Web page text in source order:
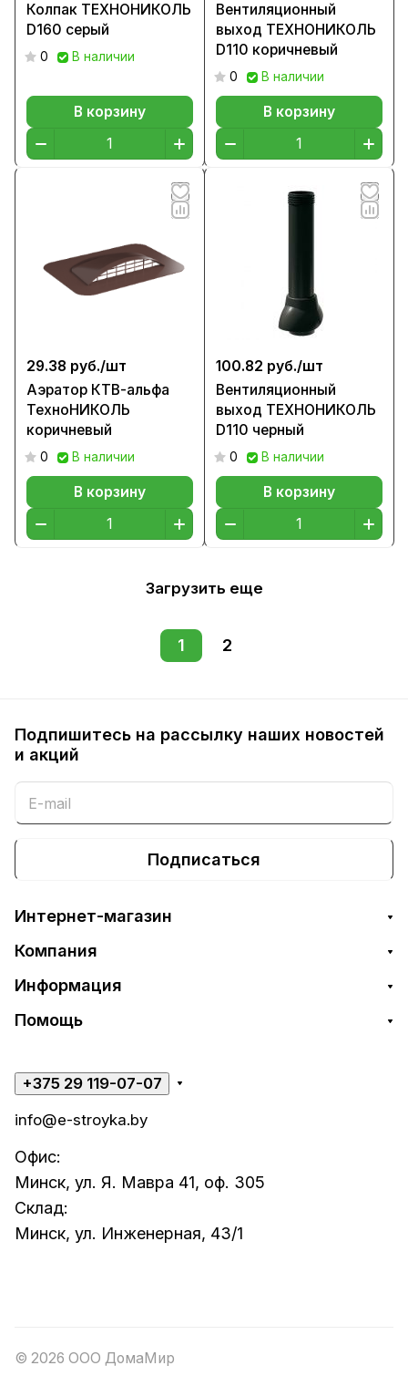
Колпак ТЕХНОНИКОЛЬ
D160 серый
0 В наличии
В корзину
Вентиляционный
выход ТЕХНОНИКОЛЬ
D110 коричневый
0 В наличии
В корзину
29.38 руб./шт
Аэратор КТВ-альфа
ТехноНИКОЛЬ
коричневый
0 В наличии
В корзину
100.82 руб./шт
Вентиляционный
выход ТЕХНОНИКОЛЬ
D110 черный
0 В наличии
В корзину
Загрузить еще
1 2
Подпишитесь на рассылку наших новостей
и акций
Подписаться
Интернет-магазин
Компания
Информация
Помощь
+375 29 119-07-07
info@e-stroyka.by
Офис:
Минск, ул. Я. Мавра 41, оф. 305
Склад:
Минск, ул. Инженерная, 43/1
© 2026 ООО ДомаМир